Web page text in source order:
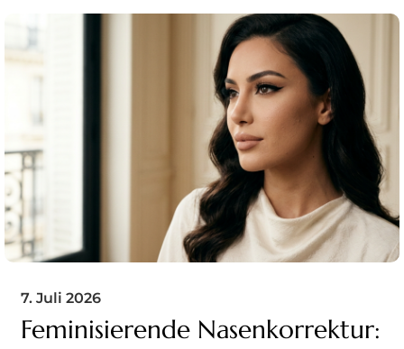
7. Juli 2026
Feminisierende Nasenkorrektur: